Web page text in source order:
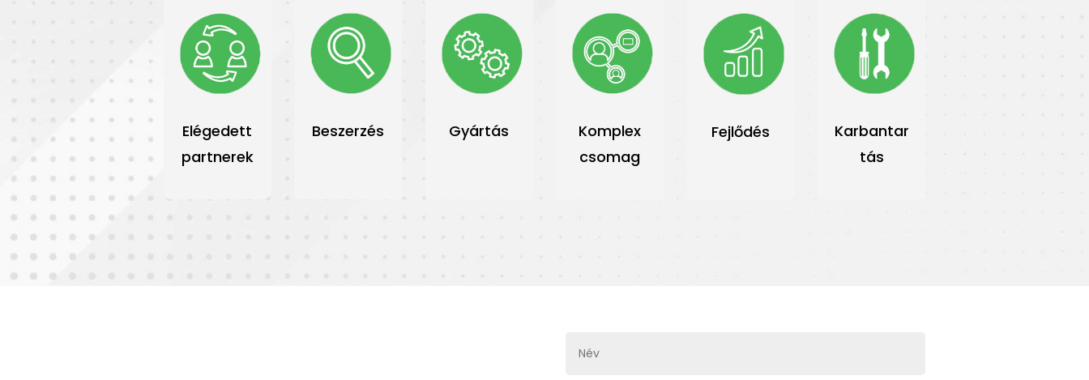
Elégedett
partnerek
Beszerzés Gyártás
Komplex
csomag
Fejlődés
Karbantar
tás